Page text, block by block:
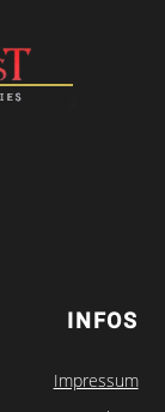
INFOS
Impressum